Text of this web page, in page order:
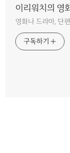
이리워치의 영
영화나 드라마, 단
구독하기